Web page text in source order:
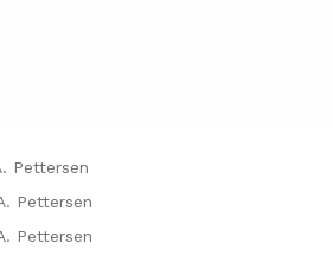
Pettersen
Pettersen
Pettersen